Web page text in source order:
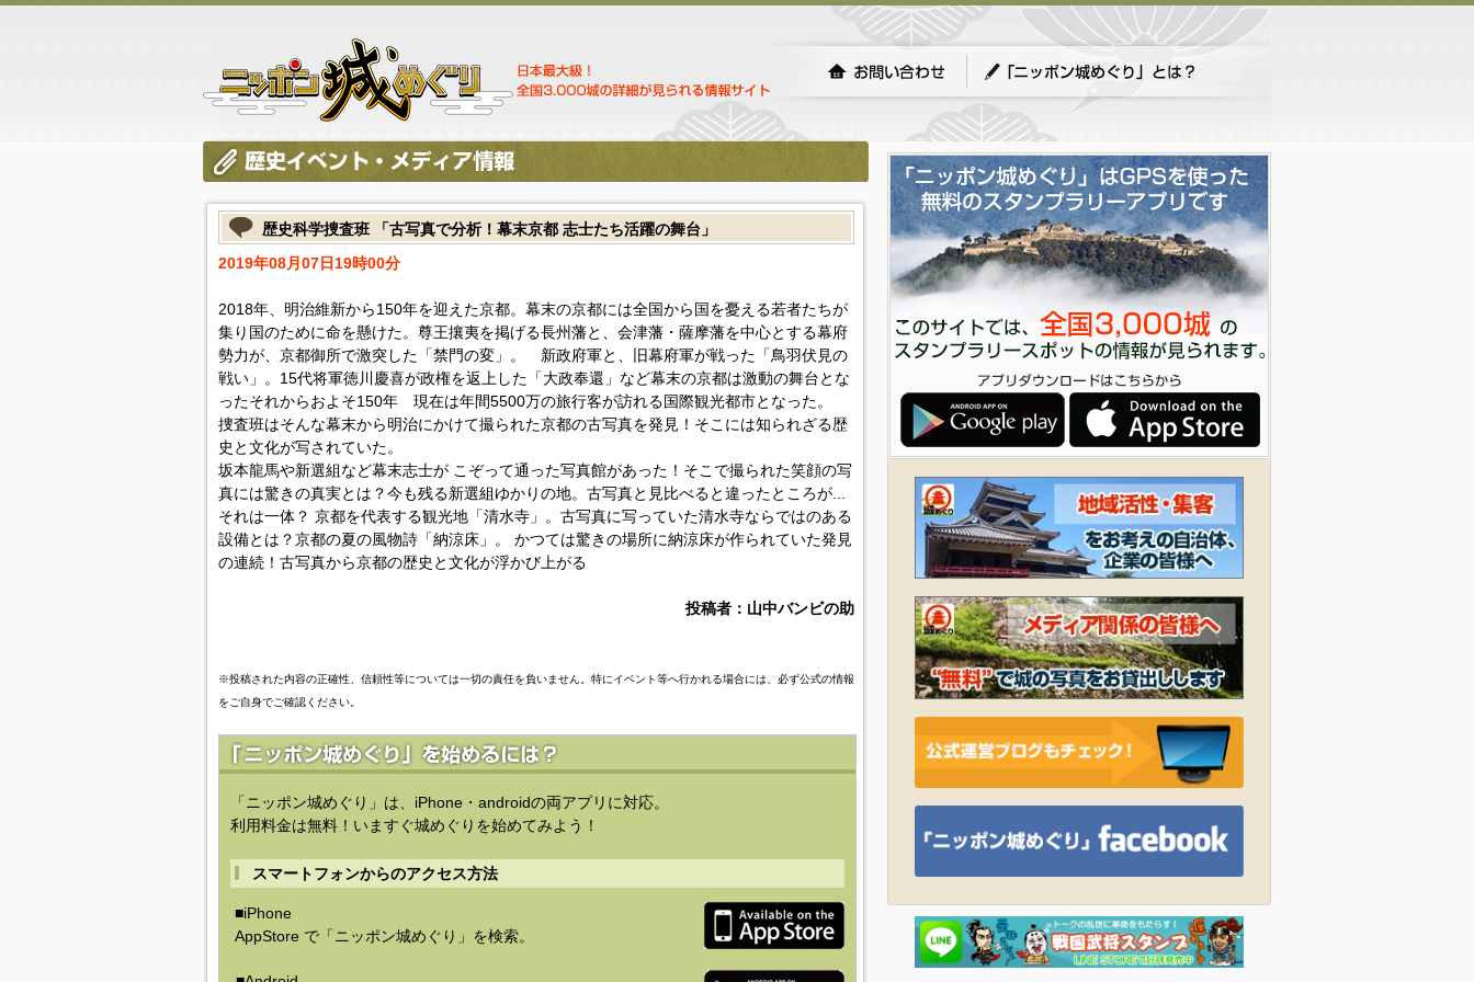
歴史科学捜査班 「古写真で分析！幕末京都 志士たち活躍の舞台」
2019年08月07日19時00分
2018年、明治維新から150年を迎えた京都。幕末の京都には全国から国を憂える若者たちが
集り国のために命を懸けた。尊王攘夷を掲げる長州藩と、会津藩・薩摩藩を中心とする幕府
勢力が、京都御所で激突した「禁門の変」。 新政府軍と、旧幕府軍が戦った「鳥羽伏見の
戦い」。15代将軍徳川慶喜が政権を返上した「大政奉還」など幕末の京都は激動の舞台とな
ったそれからおよそ150年 現在は年間5500万の旅行客が訪れる国際観光都市となった。
捜査班はそんな幕末から明治にかけて撮られた京都の古写真を発見！そこには知られざる歴
史と文化が写されていた。
坂本龍馬や新選組など幕末志士が こぞって通った写真館があった！そこで撮られた笑顔の写
真には驚きの真実とは？今も残る新選組ゆかりの地。古写真と見比べると違ったところが...
それは一体？ 京都を代表する観光地「清水寺」。古写真に写っていた清水寺ならではのある
設備とは？京都の夏の風物詩「納涼床」。 かつては驚きの場所に納涼床が作られていた発見
の連続！古写真から京都の歴史と文化が浮かび上がる
投稿者：山中バンビの助
※投稿された内容の正確性、信頼性等については一切の責任を負いません。特にイベント等へ行かれる場合には、必ず公式の情報
をご自身でご確認ください。
「ニッポン城めぐり」は、iPhone・androidの両アプリに対応。
利用料金は無料！いますぐ城めぐりを始めてみよう！
スマートフォンからのアクセス方法
■iPhone
AppStore で「ニッポン城めぐり」を検索。